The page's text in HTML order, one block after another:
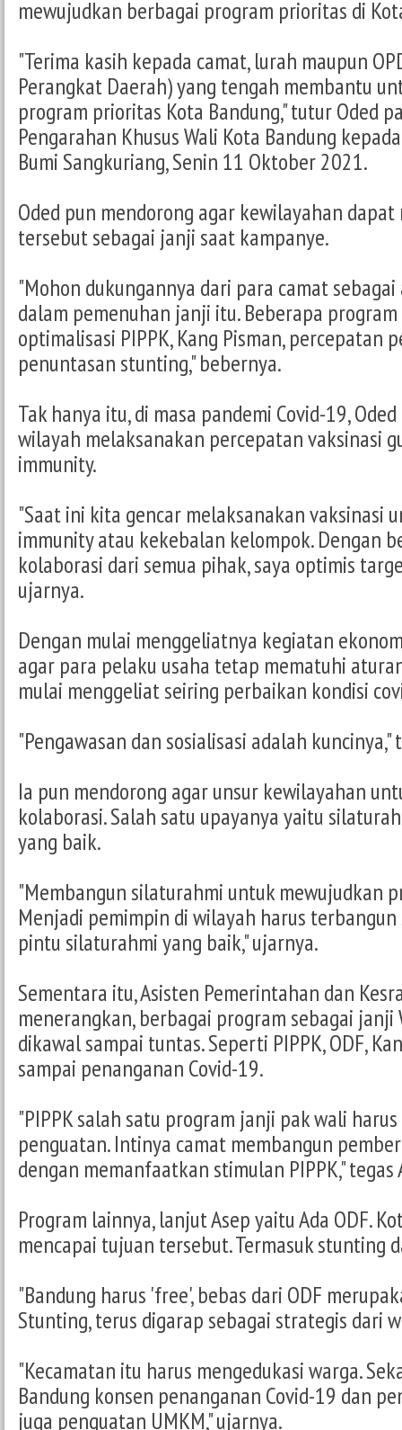
mewujudkan berbagai program prioritas di
"Terima kasih kepada camat, lurah maupun
Perangkat Daerah) yang tengah membantu
program prioritas Kota Bandung," tutur Oded
Pengarahan Khusus Wali Kota Bandung
Bumi Sangkuriang, Senin 11 Oktober 2021.
Oded pun mendorong agar kewilayahan
tersebut sebagai janji saat kampanye.
"Mohon dukungannya dari para camat
dalam pemenuhan janji itu. Beberapa
optimalisasi PIPPK, Kang Pisman, percepatan
penuntasan stunting," bebernya.
Tak hanya itu, di masa pandemi Covid-19,
wilayah melaksanakan percepatan vaksinasi
immunity.
"Saat ini kita gencar melaksanakan vaksinasi
immunity atau kekebalan kelompok. Dengan
kolaborasi dari semua pihak, saya optimis
ujarnya.
Dengan mulai menggeliatnya kegiatan
agar para pelaku usaha tetap mematuhi
mulai menggeliat seiring perbaikan kondisi
"Pengawasan dan sosialisasi adalah kuncinya,"
Ia pun mendorong agar unsur kewilayahan
kolaborasi. Salah satu upayanya yaitu
yang baik.
"Membangun silaturahmi untuk mewujudkan
Menjadi pemimpin di wilayah harus
pintu silaturahmi yang baik," ujarnya.
Sementara itu, Asisten Pemerintahan dan
menerangkan, berbagai program sebagai janji
dikawal sampai tuntas. Seperti PIPPK, ODF,
sampai penanganan Covid-19.
"PIPPK salah satu program janji pak wali
penguatan. Intinya camat membangun
dengan memanfaatkan stimulan PIPPK," tegas
Program lainnya, lanjut Asep yaitu Ada ODF.
mencapai tujuan tersebut. Termasuk stunting
"Bandung harus 'free', bebas dari ODF
Stunting, terus digarap sebagai strategis dari
"Kecamatan itu harus mengedukasi warga.
Bandung konsen penanganan Covid-19 dan
juga penguatan UMKM," ujarnya.